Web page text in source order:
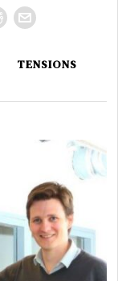
TENSIONS